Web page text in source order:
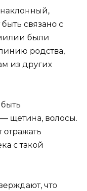
наклонный,
связано с
были
родства,
из других
щетина, волосы.
с такой
что